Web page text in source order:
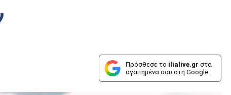
Πρόσθεσε το ilialive.gr στα
αγαπημένα σου στη Google